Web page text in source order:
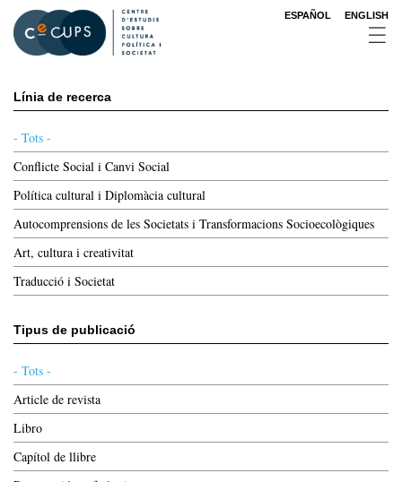
contingut
ESPAÑOL ENGLISH
Línia de recerca
- Tots -
Conflicte Social i Canvi Social
Política cultural i Diplomàcia cultural
Autocomprensions de les Societats i Transformacions Socioecològiques
Art, cultura i creativitat
Traducció i Societat
Tipus de publicació
- Tots -
Article de revista
Libro
Capítol de llibre